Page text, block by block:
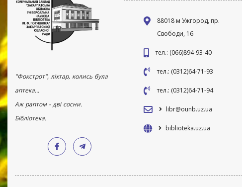
"Фокстрот", ліхтар, колись була
аптека...
Аж раптом - дві сосни.
Бібліотека.
88018 м Ужгород, пр.
Свободи, 16
тел.: (066)894-93-40
тел.: (0312)64-71-93
тел.: (0312)64-71-94
libr@ounb.uz.ua
biblioteka.uz.ua